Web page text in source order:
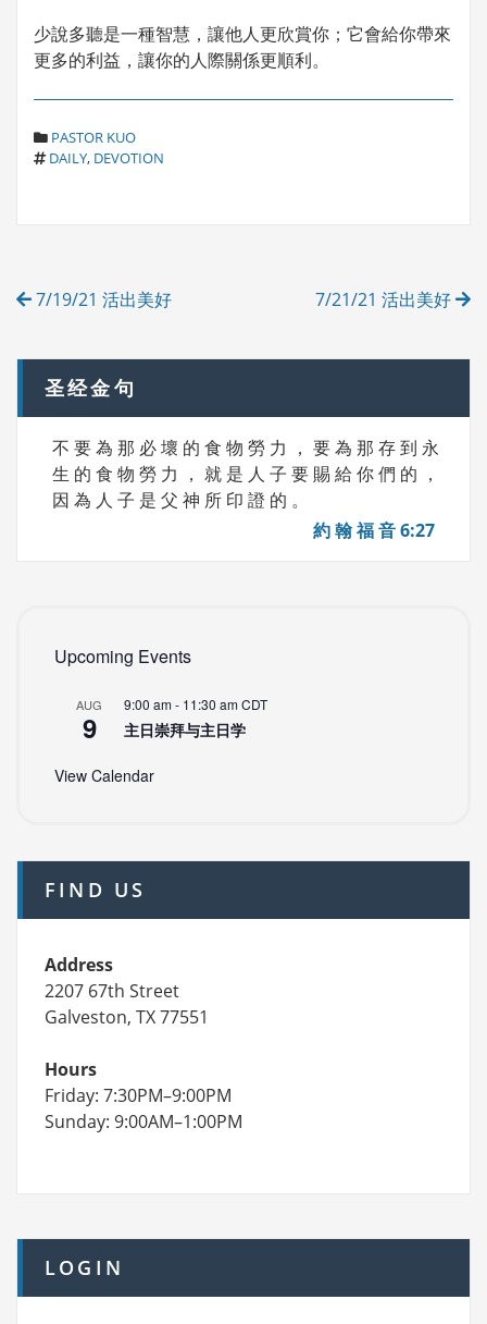
少說多聽是一種智慧，讓他人更欣賞你；它會給你帶來
更多的利益，讓你的人際關係更順利。
C
A
E
PASTOR KUO
T
DAILY, DEVOTION
Post
7/19/21 活出美好 7/21/21 活出美好
圣经金句
不 要 為 那 必 壞 的 食 物 勞 力 ， 要 為 那 存 到 永
生 的 食 物 勞 力 ， 就 是 人 子 要 賜 給 你 們 的 ，
因 為 人 子 是 父 神 所 印 證 的 。
約 翰 福 音 6:27
Upcoming Events
AUG
9
9:00 am- 11:30 amCDT
主日崇拜与主日学
View Calendar
FIND US
Address
2207 67th Street
Galveston, TX 77551
Hours
Friday: 7:30PM–9:00PM
Sunday: 9:00AM–1:00PM
LOGIN